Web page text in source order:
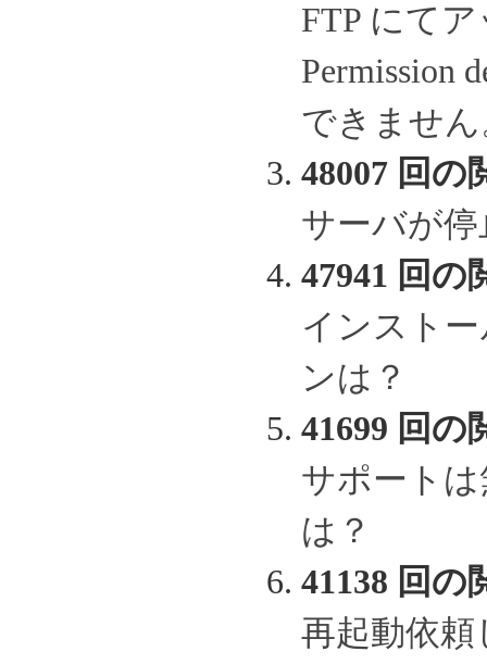
FTP にて
Permission
できません
48007 回の
サーバが
47941 回の
インスト
ンは？
41699 回の
サポート
は？
41138 回の
再起動依